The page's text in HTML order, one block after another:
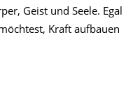
Geist und Seele. Egal
Kraft aufbauen